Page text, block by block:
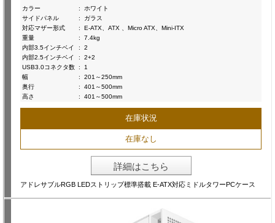
カラー
:
ホワイト
サイドパネル
:
ガラス
対応マザー形式
:
E-ATX、ATX 、Micro ATX、Mini-ITX
重量
:
7.4kg
内部3.5インチベイ
:
2
内部2.5インチベイ
:
2+2
USB3.0コネクタ数 :
1
幅
:
201～250mm
奥行
:
401～500mm
高さ
: 401～500mm
在庫状況
在庫なし
詳細はこちら
アドレサブルRGB LEDストリップ標準搭載 E-ATX対応ミドルタワーPCケース